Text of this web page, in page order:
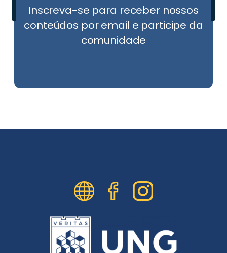
Inscreva-se para receber nossos
conteúdos por email e participe da
comunidade